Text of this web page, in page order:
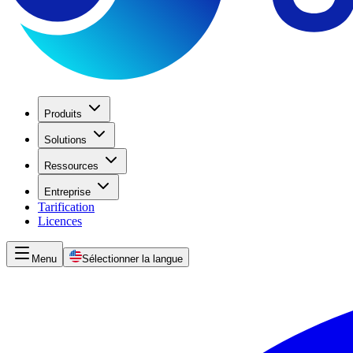
Produits
Solutions
Ressources
Entreprise
Tarification
Licences
Menu Sélectionner la langue